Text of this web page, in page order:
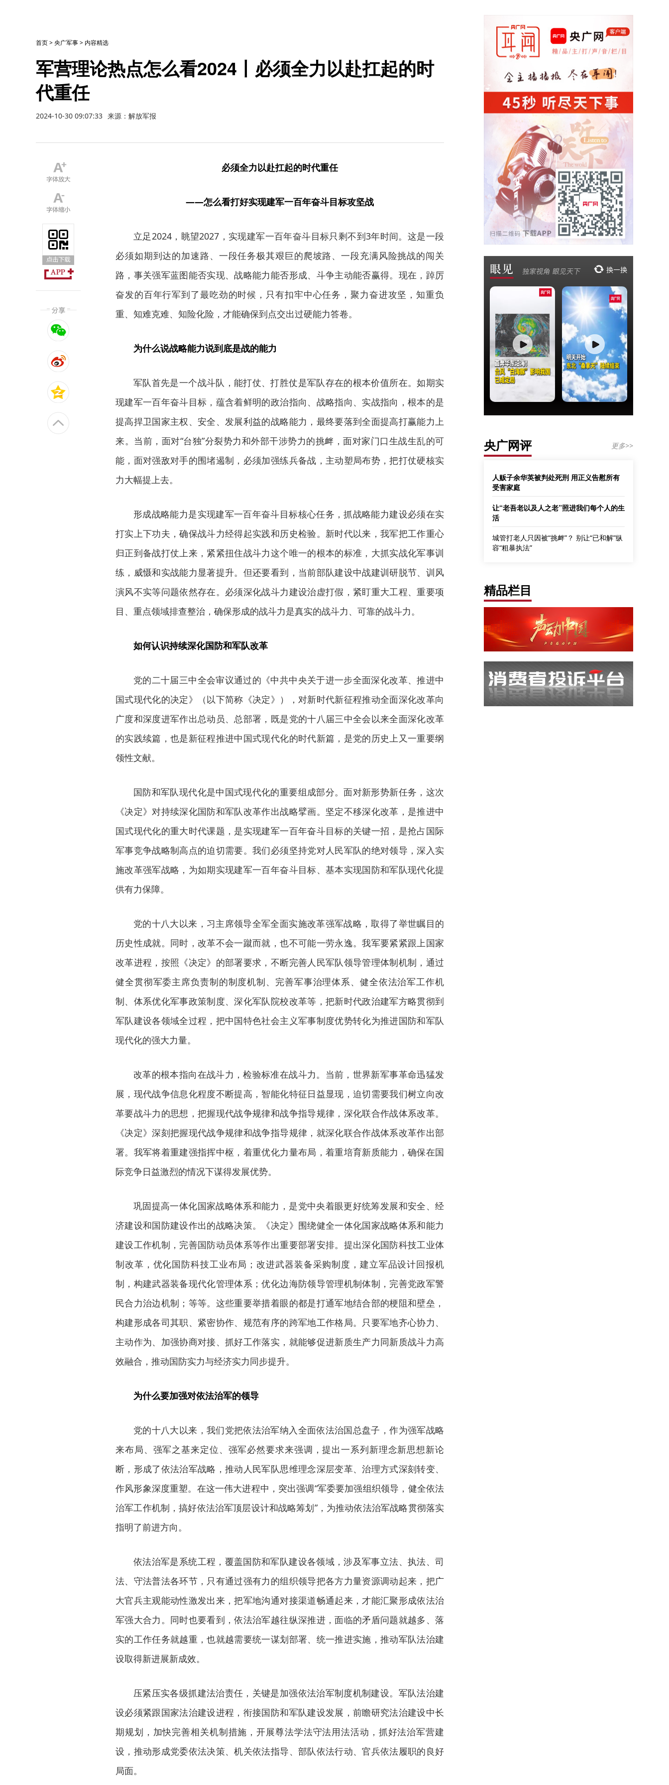
首页>央广军事> 内容精选
军营理论热点怎么看2024丨必须全力以赴扛起的时
代重任
2024-10-30 09:07:33 来源：解放军报
必须全力以赴扛起的时代重任
——怎么看打好实现建军一百年奋斗目标攻坚战
立足2024，眺望2027，实现建军一百年奋斗目标只剩不到3年时间。这是一段
必须如期到达的加速路、一段任务极其艰巨的爬坡路、一段充满风险挑战的闯关
路，事关强军蓝图能否实现、战略能力能否形成、斗争主动能否赢得。现在，踔厉
奋发的百年行军到了最吃劲的时候，只有扣牢中心任务，聚力奋进攻坚，知重负
重、知难克难、知险化险，才能确保到点交出过硬能力答卷。
为什么说战略能力说到底是战的能力
军队首先是一个战斗队，能打仗、打胜仗是军队存在的根本价值所在。如期实
现建军一百年奋斗目标，蕴含着鲜明的政治指向、战略指向、实战指向，根本的是
提高捍卫国家主权、安全、发展利益的战略能力，最终要落到全面提高打赢能力上
来。当前，面对“台独”分裂势力和外部干涉势力的挑衅，面对家门口生战生乱的可
能，面对强敌对手的围堵遏制，必须加强练兵备战，主动塑局布势，把打仗硬核实
力大幅提上去。
形成战略能力是实现建军一百年奋斗目标核心任务，抓战略能力建设必须在实
打实上下功夫，确保战斗力经得起实践和历史检验。新时代以来，我军把工作重心
归正到备战打仗上来，紧紧扭住战斗力这个唯一的根本的标准，大抓实战化军事训
练，威慑和实战能力显著提升。但还要看到，当前部队建设中战建训研脱节、训风
演风不实等问题依然存在。必须深化战斗力建设治虚打假，紧盯重大工程、重要项
目、重点领域排查整治，确保形成的战斗力是真实的战斗力、可靠的战斗力。
如何认识持续深化国防和军队改革
党的二十届三中全会审议通过的《中共中央关于进一步全面深化改革、推进中
国式现代化的决定》（以下简称《决定》），对新时代新征程推动全面深化改革向
广度和深度进军作出总动员、总部署，既是党的十八届三中全会以来全面深化改革
的实践续篇，也是新征程推进中国式现代化的时代新篇，是党的历史上又一重要纲
领性文献。
国防和军队现代化是中国式现代化的重要组成部分。面对新形势新任务，这次
《决定》对持续深化国防和军队改革作出战略擘画。坚定不移深化改革，是推进中
国式现代化的重大时代课题，是实现建军一百年奋斗目标的关键一招，是抢占国际
军事竞争战略制高点的迫切需要。我们必须坚持党对人民军队的绝对领导，深入实
施改革强军战略，为如期实现建军一百年奋斗目标、基本实现国防和军队现代化提
供有力保障。
党的十八大以来，习主席领导全军全面实施改革强军战略，取得了举世瞩目的
历史性成就。同时，改革不会一蹴而就，也不可能一劳永逸。我军要紧紧跟上国家
改革进程，按照《决定》的部署要求，不断完善人民军队领导管理体制机制，通过
健全贯彻军委主席负责制的制度机制、完善军事治理体系、健全依法治军工作机
制、体系优化军事政策制度、深化军队院校改革等，把新时代政治建军方略贯彻到
军队建设各领域全过程，把中国特色社会主义军事制度优势转化为推进国防和军队
现代化的强大力量。
改革的根本指向在战斗力，检验标准在战斗力。当前，世界新军事革命迅猛发
展，现代战争信息化程度不断提高，智能化特征日益显现，迫切需要我们树立向改
革要战斗力的思想，把握现代战争规律和战争指导规律，深化联合作战体系改革。
《决定》深刻把握现代战争规律和战争指导规律，就深化联合作战体系改革作出部
署。我军将着重建强指挥中枢，着重优化力量布局，着重培育新质能力，确保在国
际竞争日益激烈的情况下谋得发展优势。
巩固提高一体化国家战略体系和能力，是党中央着眼更好统筹发展和安全、经
济建设和国防建设作出的战略决策。《决定》围绕健全一体化国家战略体系和能力
建设工作机制，完善国防动员体系等作出重要部署安排。提出深化国防科技工业体
制改革，优化国防科技工业布局；改进武器装备采购制度，建立军品设计回报机
制，构建武器装备现代化管理体系；优化边海防领导管理机制体制，完善党政军警
民合力治边机制；等等。这些重要举措着眼的都是打通军地结合部的梗阻和壁垒，
构建形成各司其职、紧密协作、规范有序的跨军地工作格局。只要军地齐心协力、
主动作为、加强协商对接、抓好工作落实，就能够促进新质生产力同新质战斗力高
效融合，推动国防实力与经济实力同步提升。
为什么要加强对依法治军的领导
党的十八大以来，我们党把依法治军纳入全面依法治国总盘子，作为强军战略
来布局、强军之基来定位、强军必然要求来强调，提出一系列新理念新思想新论
断，形成了依法治军战略，推动人民军队思维理念深层变革、治理方式深刻转变、
作风形象深度重塑。在这一伟大进程中，突出强调“军委要加强组织领导，健全依法
治军工作机制，搞好依法治军顶层设计和战略筹划”，为推动依法治军战略贯彻落实
指明了前进方向。
依法治军是系统工程，覆盖国防和军队建设各领域，涉及军事立法、执法、司
法、守法普法各环节，只有通过强有力的组织领导把各方力量资源调动起来，把广
大官兵主观能动性激发出来，把军地沟通对接渠道畅通起来，才能汇聚形成依法治
军强大合力。同时也要看到，依法治军越往纵深推进，面临的矛盾问题就越多、落
实的工作任务就越重，也就越需要统一谋划部署、统一推进实施，推动军队法治建
设取得新进展新成效。
压紧压实各级抓建法治责任，关键是加强依法治军制度机制建设。军队法治建
设必须紧跟国家法治建设进程，衔接国防和军队建设发展，前瞻研究法治建设中长
期规划，加快完善相关机制措施，开展尊法学法守法用法活动，抓好法治军营建
设，推动形成党委依法决策、机关依法指导、部队依法行动、官兵依法履职的良好
局面。
央广网评 更多>>
人贩子余华英被判处死刑 用正义告慰所有
受害家庭
让“老吾老以及人之老”照进我们每个人的生
活
城管打老人只因被“挑衅”？ 别让“已和解”纵
容“粗暴执法”
精品栏目